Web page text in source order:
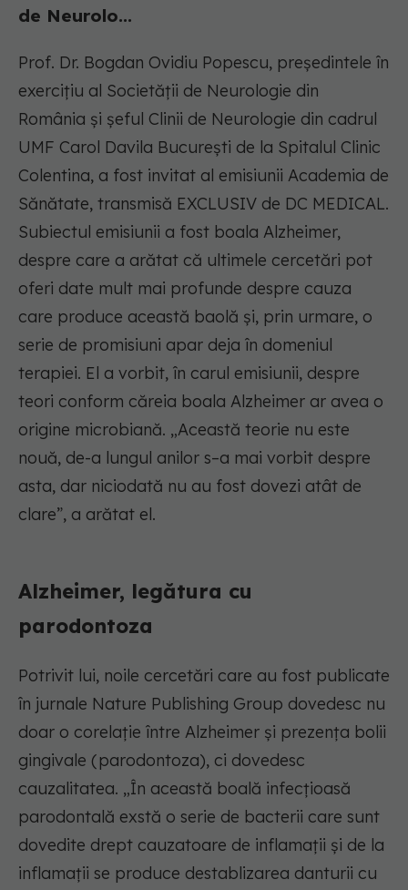
de Neurolo...
Prof. Dr. Bogdan Ovidiu Popescu, președintele în
exercițiu al Societății de Neurologie din
România și șeful Clinii de Neurologie din cadrul
UMF Carol Davila București de la Spitalul Clinic
Colentina, a fost invitat al emisiunii Academia de
Sănătate, transmisă EXCLUSIV de DC MEDICAL.
Subiectul emisiunii a fost boala Alzheimer,
despre care a arătat că ultimele cercetări pot
oferi date mult mai profunde despre cauza
care produce această baolă și, prin urmare, o
serie de promisiuni apar deja în domeniul
terapiei. El a vorbit, în carul emisiunii, despre
teori conform căreia boala Alzheimer ar avea o
origine microbiană. „Această teorie nu este
nouă, de-a lungul anilor s–a mai vorbit despre
asta, dar niciodată nu au fost dovezi atât de
clare”, a arătat el.
Alzheimer, legătura cu
parodontoza
Potrivit lui, noile cercetări care au fost publicate
în jurnale Nature Publishing Group dovedesc nu
doar o corelație între Alzheimer și prezența bolii
gingivale (parodontoza), ci dovedesc
cauzalitatea. „În această boală infecțioasă
parodontală exstă o serie de bacterii care sunt
dovedite drept cauzatoare de inflamații și de la
inflamații se produce destablizarea danturii cu